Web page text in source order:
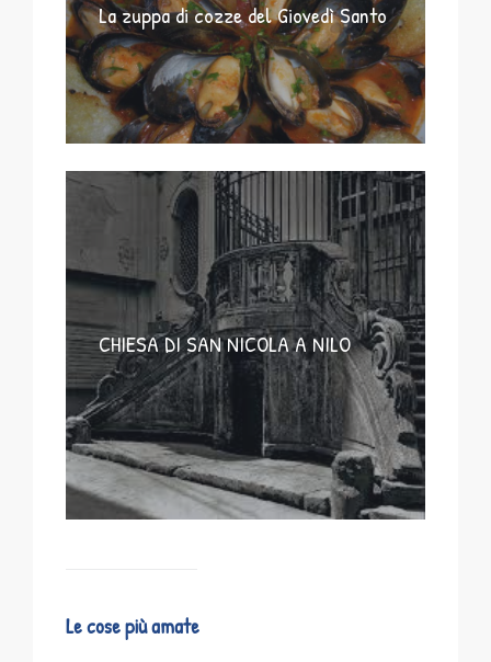
La zuppa di cozze del Giovedì Santo
CHIESA DI SAN NICOLA A NILO
Le cose più amate